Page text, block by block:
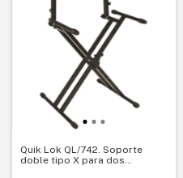
Quik Lok QL/742. Soporte
doble tipo X para dos